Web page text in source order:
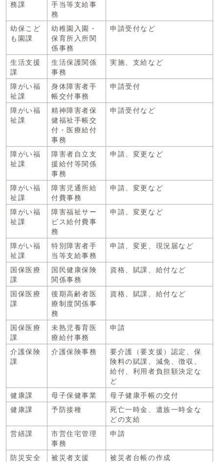
務課
手当等支給事
務
幼保こど
も園課
幼稚園入園・
保育所入所関
係事務
申請受付など
生活支援
課
生活保護関係
事務
実施、支給など
障がい福
祉課
身体障害者手
帳交付事務
申請受付
障がい福
祉課
精神障害者保
健福祉手帳交
付・医療給付
事務
申請受付など
障がい福
祉課
障害者自立支
援給付等関係
事務
申請、変更など
障がい福
祉課
障害児通所給
付費事務
申請、変更など
障がい福
祉課
障害福祉サー
ビス給付費事
務
申請、変更など
障がい福
祉課
特別障害者手
当等支給事務
申請、変更、現況届など
国保医療
課
国民健康保険
関係事務
資格、賦課、給付など
国保医療
課
後期高齢者医
療制度関係事
務
資格、賦課、給付など
国保医療
課
未熟児養育医
療給付事務
申請
介護保険
課
介護保険事務
要介護（要支援）認定、保
険料の賦課、減免、徴収、
給付、利用者負担額決定な
ど
健康課
母子保健事業
母子健康手帳の交付
健康課
予防接種
死亡一時金、遺族一時金な
どの支給
営繕課
市営住宅管理
事務
申請
防災安全
被災者支援 被災者台帳の作成